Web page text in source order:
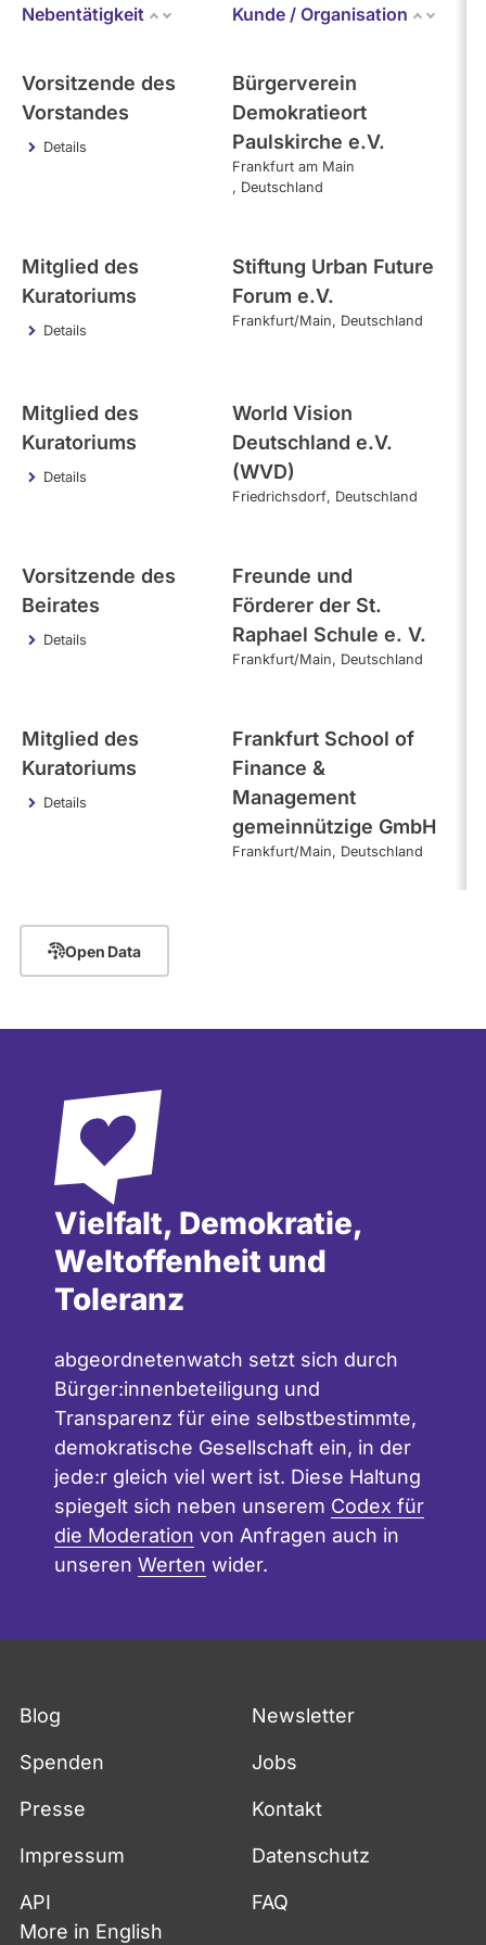
abgeordnetenwatch
werden.Kategorie
- Alle -
Themen
Interval
- Alle -
Nebentätigkeit Kunde / Organisation
Vorsitzende des
Vorstandes
Details
Bürgerverein
Demokratieort
Paulskirche e.V.
Frankfurt am Main
Deutschland
Mitglied des
Kuratoriums
Details
Stiftung Urban Future
Forum e.V.
Frankfurt/Main Deutschland
Mitglied des
Kuratoriums
Details
World Vision
Deutschland e.V.
(WVD)
Friedrichsdorf Deutschland
Vorsitzende des
Beirates
Details
Freunde und
Förderer der St.
Raphael Schule e. V.
Frankfurt/Main Deutschland
Mitglied des
Kuratoriums
Details
Frankfurt School of
Finance &
Management
gemeinnützige GmbH
Frankfurt/Main Deutschland
Open Data
Vielfalt, Demokratie,
Weltoffenheit und
Toleranz
abgeordnetenwatch setzt sich durch
Bürger:innenbeteiligung und
Transparenz für eine selbstbestimmte,
demokratische Gesellschaft ein, in der
jede:r gleich viel wert ist. Diese Haltung
spiegelt sich neben unserem Codex für
die Moderation von Anfragen auch in
unseren Werten wider.
Blog Newsletter
Spenden Jobs
Presse Kontakt
Impressum Datenschutz
API
FAQ
More in English